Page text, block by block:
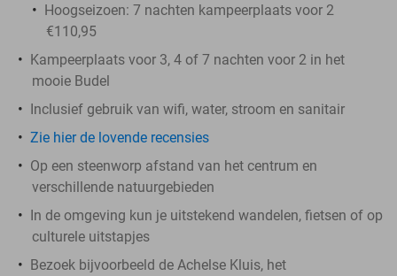
Hoogseizoen: 7 nachten kampeerplaats voor 2
€110,95
Kampeerplaats voor 3, 4 of 7 nachten voor 2 in het
mooie Budel
Inclusief gebruik van wifi, water, stroom en sanitair
Zie hier de lovende recensies
Op een steenworp afstand van het centrum en
verschillende natuurgebieden
In de omgeving kun je uitstekend wandelen, fietsen of op
culturele uitstapjes
Bezoek bijvoorbeeld de Achelse Kluis, het